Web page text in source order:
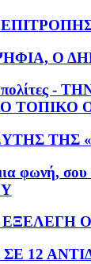
Ο
ΤΟΠΙΚΟ
ΤΗΣ
μια
12